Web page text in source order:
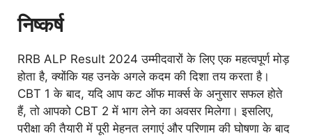
निष्कर्ष
RRB ALP Result 2024 उम्मीदवारों के लिए एक महत्वपूर्ण मोड़
होता है, क्योंकि यह उनके अगले कदम की दिशा तय करता है।
CBT 1 के बाद, यदि आप कट ऑफ मार्क्स के अनुसार सफल होते
हैं, तो आपको CBT 2 में भाग लेने का अवसर मिलेगा। इसलिए,
परीक्षा की तैयारी में पूरी मेहनत लगाएं और परिणाम की घोषणा के बाद